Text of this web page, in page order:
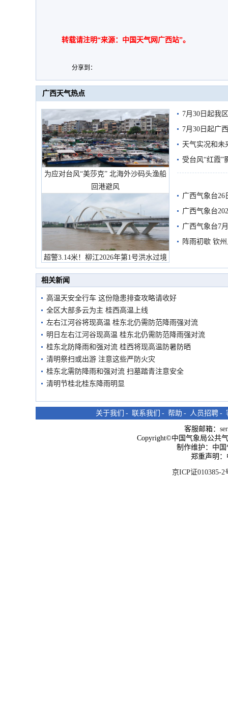
转载请注明“来源：中国天气网广西站”。
分享到：
广西天气热点
为应对台风“美莎克” 北海外沙码头渔船
回港避风
超警3.14米！柳江2026年第1号洪水过境
市民在堤岸见证汛况
7月30日起我
7月30日起广
天气实况和未
受台风“红霞”
有较强降雨
广西气象台26
广西气象台
预警
广西气象台7
阵雨初歇 钦
相关新闻
高温天安全行车 这份隐患排查攻略请收好
全区大部多云为主 桂西高温上线
左右江河谷将现高温 桂东北仍需防范降雨强对流
明日左右江河谷现高温 桂东北仍需防范降雨强对流
桂东北防降雨和强对流 桂西将现高温防暑防晒
清明祭扫或出游 注意这些严防火灾
桂东北需防降雨和强对流 扫墓踏青注意安全
清明节桂北桂东降雨明显
关于我们 - 联系我们 - 帮助 - 人员招聘 -
客服邮箱：
Copyright©中国气象局公共
制作维护：中
郑重声明
京ICP证010385-2